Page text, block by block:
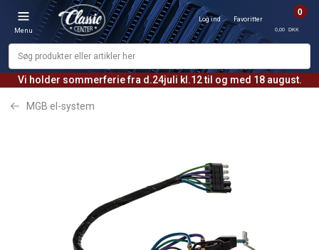
Vi holder sommerferie fra d.24juli kl.12 til og med 18 august.
Menu
Log ind Favoritter
0
0,00 DKK
MGB el-system